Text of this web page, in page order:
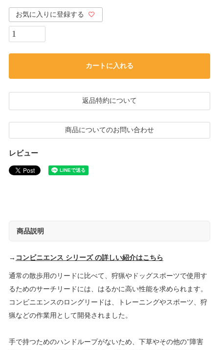
お気に入りに登録する
カートに入れる
返品特約について
商品についてのお問い合わせ
レビュー
商品説明
→ コンビニエンス シリーズ の詳しい紹介はこちら
通常の散歩用のリードに比べて、狩猟やドッグスポーツで使用す
るためのサーチリードには、はるかに高い性能を求められます。
コンビニエンスのロングリードは、トレーニングやスポーツ、狩
猟などの作業用として開発されました。
手で持つためのハンドループがないため、下草やその他の"障害